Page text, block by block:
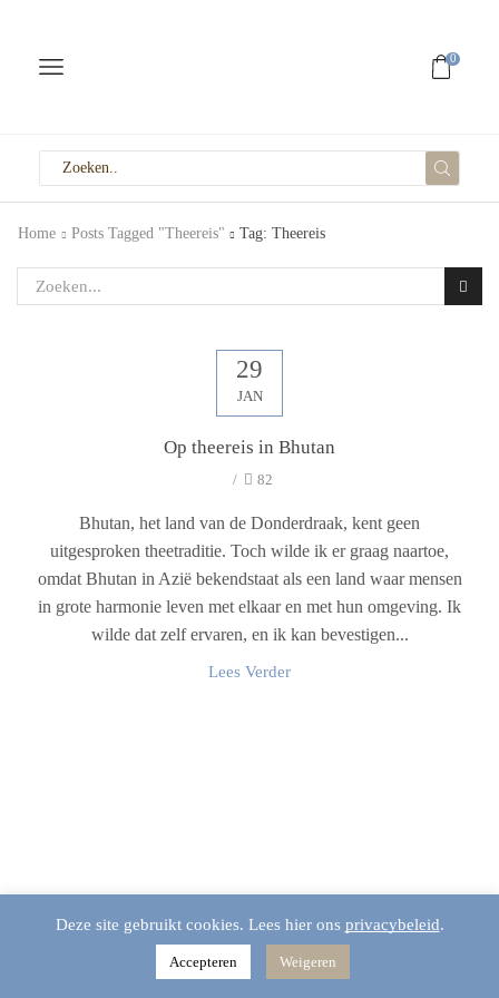
0
Home Posts Tagged "Theereis" Tag: Theereis
29
JAN
Op theereis in Bhutan
/ 82
Bhutan, het land van de Donderdraak, kent geen
uitgesproken theetraditie. Toch wilde ik er graag naartoe,
omdat Bhutan in Azië bekendstaat als een land waar mensen
in grote harmonie leven met elkaar en met hun omgeving. Ik
wilde dat zelf ervaren, en ik kan bevestigen...
Lees Verder
Shop Winkelmand
Deze site gebruikt cookies. Lees hier ons privacybeleid.
Accepteren Weigeren